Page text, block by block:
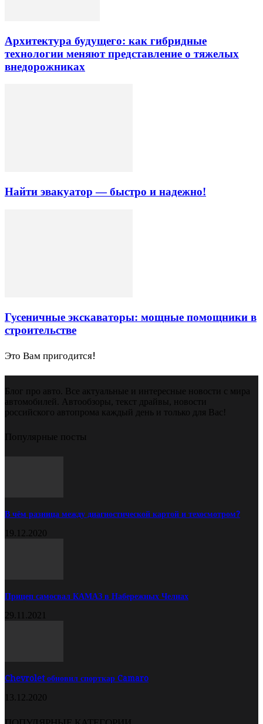
Архитектура будущего: как гибридные
технологии меняют представление о тяжелых
внедорожниках
Найти эвакуатор — быстро и надежно!
Гусеничные экскаваторы: мощные помощники в
строительстве
Это Вам пригодится!
Блог про авто. Все актуальные и интересные новости с мира
автомобилей. Автообзоры, текст драйвы, новости
российского автопрома каждый день и только для Вас!
Популярные посты
В чём разница между диагностической картой и техосмотром?
19.12.2020
Прицеп самосвал КАМАЗ в Набережных Челнах
29.11.2021
Chevrolet обновил спорткар Camaro
13.12.2020